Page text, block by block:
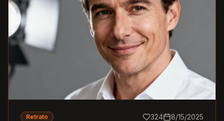
Retrato 324 8/15/2025